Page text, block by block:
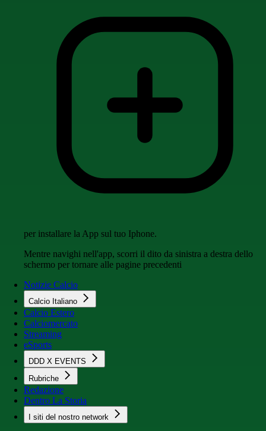
per installare la App sul tuo Iphone.
Mentre navighi nell'app, scorri il dito da sinistra a destra dello
schermo per tornare alle pagine precedenti
Notizie Calcio
Calcio Italiano
Calcio Estero
Calciomercato
Streaming
eSports
DDD X EVENTS
Rubriche
Redazione
Dentro La Storia
I siti del nostro network